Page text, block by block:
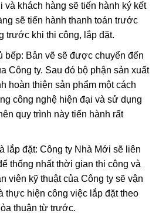
và khách hàng sẽ tiến hành ký kết
sẽ tiến hành thanh toán trước
trước khi thi công, lắp đặt.
bếp: Bản vẽ sẽ được chuyển đến
Công ty. Sau đó bộ phận sản xuất
hoàn thiện sản phẩm một cách
công nghệ hiện đại và sử dụng
quy trình này tiến hành rất
lắp đặt: Công ty Nhà Mới sẽ liên
thống nhất thời gian thi công và
viên kỹ thuật của Công ty sẽ vận
thực hiện công việc lắp đặt theo
thuận từ trước.